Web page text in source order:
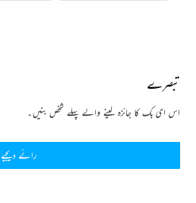
تبصرے
اس ای بک کا جائزہ لینے والے پہلے شخص بنیں۔
رائے دیجیے